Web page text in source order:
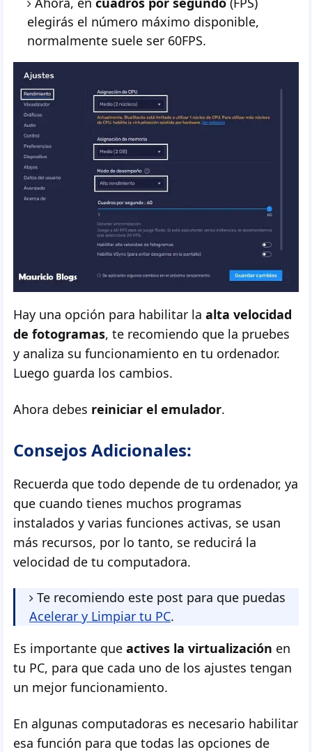
elegirás el número máximo disponible,
normalmente suele ser 60FPS.
Hay una opción para habilitar la alta velocidad
de fotogramas, te recomiendo que la pruebes
y analiza su funcionamiento en tu ordenador.
Luego guarda los cambios.
Ahora debes reiniciar el emulador.
Consejos Adicionales:
Recuerda que todo depende de tu ordenador, ya
que cuando tienes muchos programas
instalados y varias funciones activas, se usan
más recursos, por lo tanto, se reducirá la
velocidad de tu computadora.
Te recomiendo este post para que puedas
Acelerar y Limpiar tu PC.
Es importante que actives la virtualización en
tu PC, para que cada uno de los ajustes tengan
un mejor funcionamiento.
En algunas computadoras es necesario habilitar
esa función para que todas las opciones de